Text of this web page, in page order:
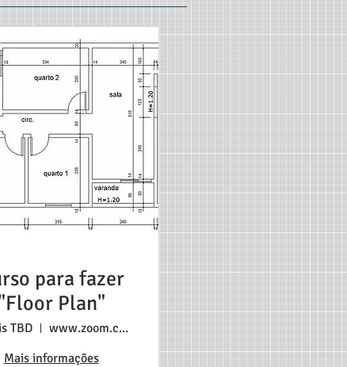
para fazer
Plan"
TBD
www.zoom.com
Mais informações